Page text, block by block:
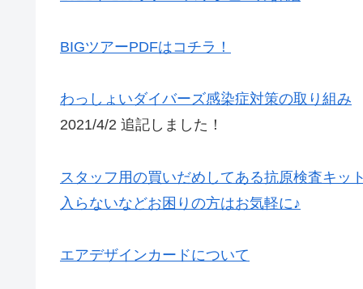
BIGツアーPDFはコチラ！
わっしょいダイバーズ感染症対策の取り組み
2021/4/2 追記しました！
スタッフ用の買いだめしてある抗原検査キッ
入らないなどお困りの方はお気軽に♪
エアデザインカードについて